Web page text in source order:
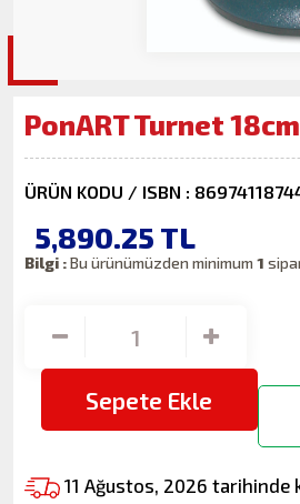
PonART Turnet
ÜRÜN KODU / ISBN :
5,890.25 TL
Bilgi :Bu ürünümüzden minimum1
Sepete Ekle
11 Ağustos, 2026 tarihinde